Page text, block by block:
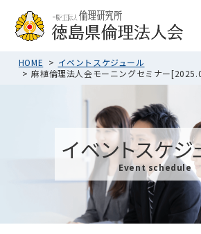
HOME
イベントスケジュール
麻植倫理法人会モーニングセミナー
イベントスケジ
Event schedule